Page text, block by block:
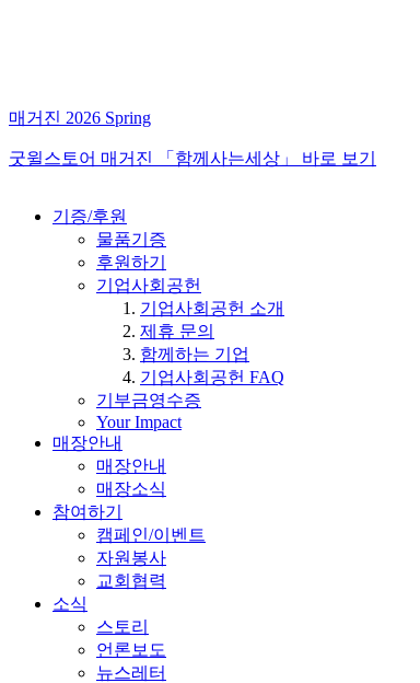
매거진 2026 Spring
굿윌스토어 매거진 「함께사는세상」 바로 보기
기증/후원
물품기증
후원하기
기업사회공헌
기업사회공헌 소개
제휴 문의
함께하는 기업
기업사회공헌 FAQ
기부금영수증
Your Impact
매장안내
매장안내
매장소식
참여하기
캠페인/이벤트
자원봉사
교회협력
소식
스토리
언론보도
뉴스레터